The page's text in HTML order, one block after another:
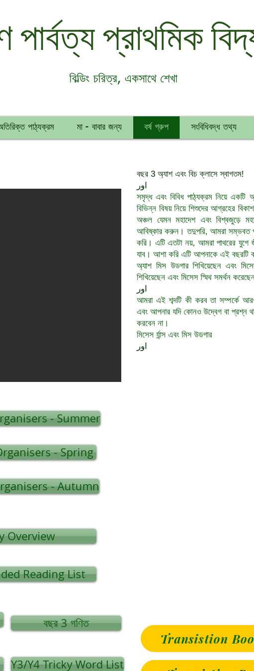
পার্বত্য প্রাথমিক
বিল্ডিং চরিত্র, একসাথে শেখা
পাঠ্যক্রম মা - বাবার জন্য বর্ষ গ্রুপ সংবিধিবদ্ধ তথ্য
- Summer
- Spring
- Autumn
Overview
বছর 3 অ্যাশ এবং বিচ ক্লাসে স্বাগতম!
اور
সমৃদ্ধ এবং বিবিধ পাঠ্যক্রম নিয়ে একটি
বিভিন্ন বিষয় নিয়ে শিশুদের আগ্রহের
অঞ্চল যেমন মহাদেশ এবং বিশ্বজুড়ে
আবিষ্কার করুন। তদুপরি, আমরা সম্ভবত
করি। এটি এতটা নয়, আমরা পাথরের যুগে
যাব। আশা করি এটি আপনাকে এই বছরটি
অ্যাশ মিস উডগার শিখিয়েছেন এবং
শিখিয়েছেন এবং মিসেস স্মিথ সমর্থন
اور
আমরা এই শব্দটি কী করব তা সম্পর্কে
এবং আপনার যদি কোনও উদ্বেগ বা প্রশ্ন
করবেন না।
মিসেস র্যান্স এবং মিস উডগার
اور
Reading List
বছর 3 গণিত
Y3/Y4 Tricky Word List
Transistion